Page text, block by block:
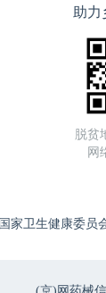
助力
脱贫
网
国家卫生健康委员